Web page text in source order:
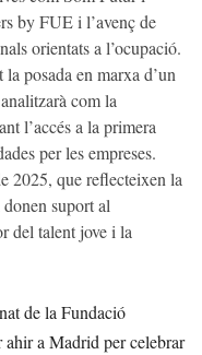
by FUE i l’avenç de
orientats a l’ocupació.
posada en marxa d’un
com la
l’accés a la primera
per les empreses.
2025, que reflecteixen la
suport al
del talent jove i la
de la Fundació
a Madrid per celebrar